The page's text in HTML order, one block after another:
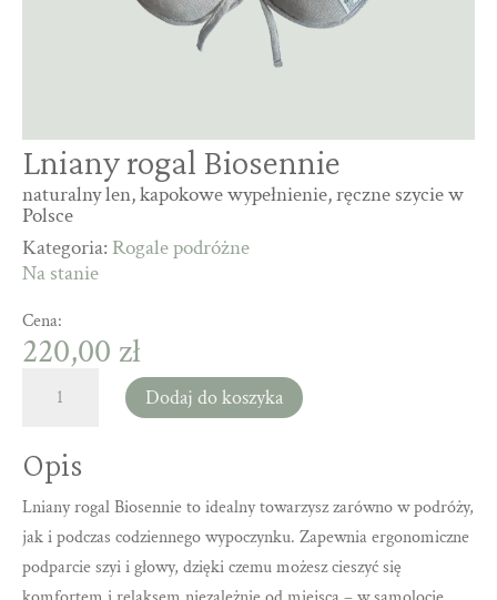
Lniany rogal Biosennie
naturalny len, kapokowe wypełnienie, ręczne szycie w
Polsce
Kategoria: Rogale podróżne
Na stanie
Cena:
220,00 zł
Lniany
Biosennie
Dodaj do koszyka
Opis
Lniany rogal Biosennie to idealny towarzysz zarówno w podróży,
jak i podczas codziennego wypoczynku. Zapewnia ergonomiczne
podparcie szyi i głowy, dzięki czemu możesz cieszyć się